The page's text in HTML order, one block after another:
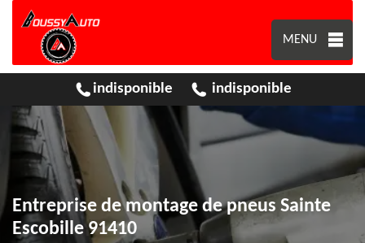
MENU
indisponible indisponible
Entreprise de montage de pneus Sainte
Escobille 91410